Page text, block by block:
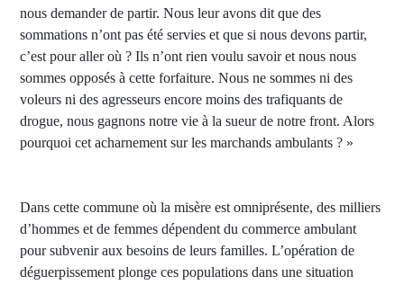
nous demander de partir. Nous leur avons dit que des
sommations n’ont pas été servies et que si nous devons partir,
c’est pour aller où ? Ils n’ont rien voulu savoir et nous nous
sommes opposés à cette forfaiture. Nous ne sommes ni des
voleurs ni des agresseurs encore moins des trafiquants de
drogue, nous gagnons notre vie à la sueur de notre front. Alors
pourquoi cet acharnement sur les marchands ambulants ? »
Dans cette commune où la misère est omniprésente, des milliers
d’hommes et de femmes dépendent du commerce ambulant
pour subvenir aux besoins de leurs familles. L’opération de
déguerpissement plonge ces populations dans une situation